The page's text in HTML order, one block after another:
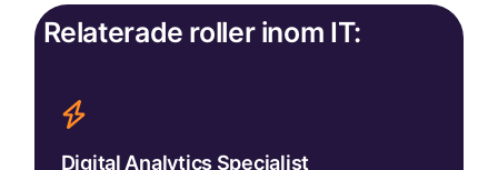
Relaterade roller inom IT:
Digital Analytics Specialist